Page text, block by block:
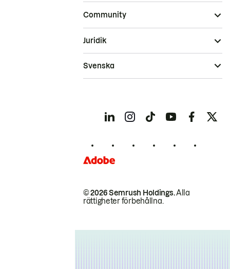
Community
© 2026 Semrush Holdings.Alla
rättigheter förbehållna.
Juridik
Svenska